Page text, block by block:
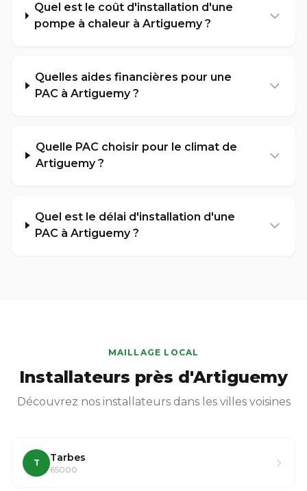
Quel est le coût d'installation d'une
pompe à chaleur à Artiguemy ?
Quelles aides financières pour une
PAC à Artiguemy ?
Quelle PAC choisir pour le climat de
Artiguemy ?
Quel est le délai d'installation d'une
PAC à Artiguemy ?
MAILLAGE LOCAL
Installateurs près d'Artiguemy
Découvrez nos installateurs dans les villes voisines
T Tarbes
65000